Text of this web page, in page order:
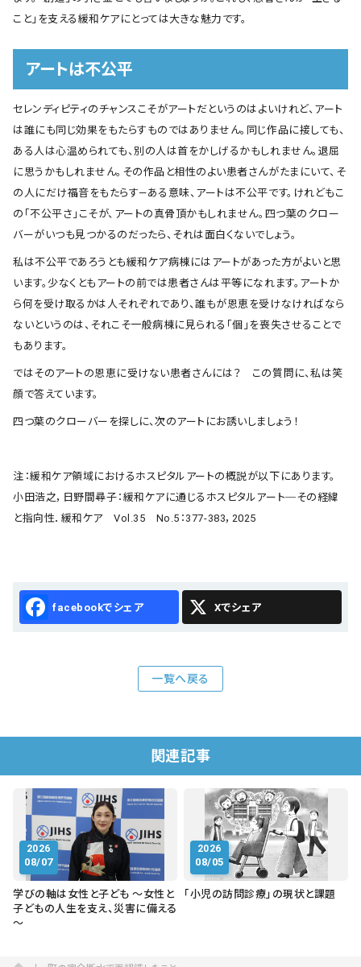
こと｣を支える緩和ケアにとっては大きな魅力です。
アートは不公平
セレンディピティのチャンスこそがアートだというのはよいけれど、アート
は誰にも同じ効果をもたらすものではありません。同じ作品に接しても、
ある人は心温められても、別の人は首をかしげるかもしれません。退屈
に思うかもしれません。その作品と相性のよい患者さんがたまにいて、そ
の人にだけ福音をもたらす―ある意味、アートは不公平です。けれどもこ
の「不公平さ」こそが、アートの真骨頂かもしれません。四つ葉のクロー
バーがいつも見つかるのだったら、それは面白くないでしょう。
私は不公平であろうとも緩和ケア病棟にはアートがあった方がよいと思
います。少なくともアートの前では患者さんは平等になれます。アートか
ら何を受け取るかは人それぞれであり、誰もが恩恵を受けなければなら
ないというのは、それこそ一般病棟に見られる｢個｣を喪失させることで
もあります。
ではそのアートの恩恵に受けない患者さんには？ この質問に、私は笑
顔で答えています。
四つ葉のクローバーを探しに、次のアートにお誘いしましょう！
注：緩和ケア領域におけるホスピタルアートの概説が以下にあります。
小田浩之，日野間尋子：緩和ケアに通じるホスピタルアート─その経緯
と指向性．緩和ケア Vol.35 No.5：377-383，2025
Facebook X
一覧へ戻る
関連記事
2026
08/07
学びの軸は女性と子ども ～女性と
子どもの人生を支え、災害に備える
～
2026
08/05
「小児の訪問診療」の現状と課題